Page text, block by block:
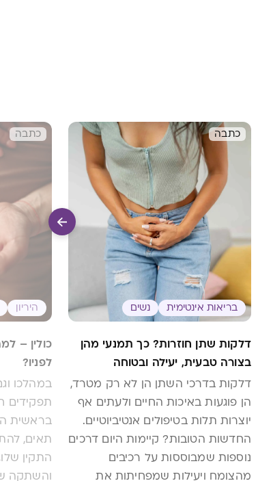
כתבה
בריאות אינטימית נשים
דלקות שתן חוזרות? כך תמנעי מהן
בצורה טבעית, יעילה ובטוחה
דלקות בדרכי השתן הן לא רק מטרד,
הן פוגעות באיכות החיים ולעתים אף
יוצרות תלות בטיפולים אנטיביוטיים.
החדשות הטובות? קיימות היום דרכים
נוספות שמבוססות על רכיבים
מהצומח ויעילות שמפחיתות את
כתבה
היריון
כולין –
לפניו?
במהלכו
תפקידים
בראשית
תאים,
התקין
והשתקה